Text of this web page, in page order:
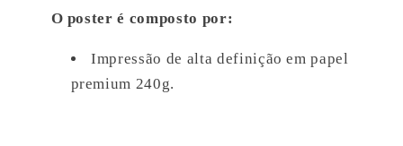
O poster é composto por:
Impressão de alta definição em papel
premium 240g.